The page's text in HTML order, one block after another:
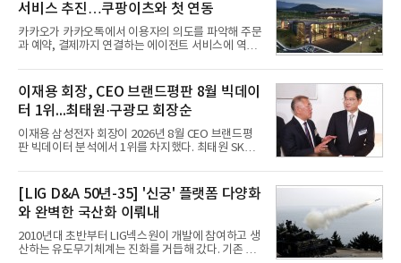
서비스 추진…쿠팡이츠와 첫 연동
카카오가 카카오톡에서 이용자의 의도를 파악해 주문
과 예약, 결제까지 연결하는 에이전트 서비스에 역량
행 등으로 적용 범위를 넓혀 AI를 새로운 톡비즈 성장
축으로 만들겠다는 구상이다.정신아 카카오 대표는 6
일 열린 2분기 실적 발표 컨퍼런스콜에서 "AI는 톡비
즈 성장 재점화의 핵심이자 주요 매출원으로 자리 잡
을 것"이라며 이같은 AI 사업 전략을 공개했다. 카카
오는 이날 함께 발표한 2분기 연결 매출이 전년 동기
대비 9% 증가한 2조985억원, 영업이익은 36% 늘어
17% 증가하
이재용 회장, CEO 브랜드평판 8월 빅데이
터 1위...최태원·구광모 회장순
이재용 삼성전자 회장이 2026년 8월 CEO 브랜드평
판 빅데이터 분석에서 1위를 차지했다. 최태원 SK그
국기업평판연구소(소장 구창환)는 빅데이터뉴스와
함께 60명의 CEO 브랜드를 대상으로 2026년 7월 6
일부터 8월 6일까지 수집된 소비자 빅데이터
7,395,735건을 분석한 결과, 삼성 이재용 회장이 브
랜드평판지수 1,984,715를 기록하며 8월 1위에 올랐
다고 밝혔다. 분석에 활용된 빅데이터는 지난 7월
(14,233,797건) 대비 48.04% 감소한 수치다.8월
[LIG D&A 50년-35] '신궁' 플랫폼 다양화
와 완벽한 국산화 이뤄내
2010년대 초반부터 LIG넥스원이 개발에 참여하고 생
산하는 유도무기체계는 진화를 거듭해 갔다. 기존 무